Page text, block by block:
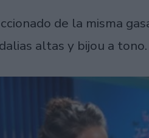
de la misma
altas y bijou a tono.